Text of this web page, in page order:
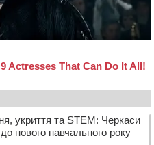
укриття та STEM: Черкаси
нового навчального року